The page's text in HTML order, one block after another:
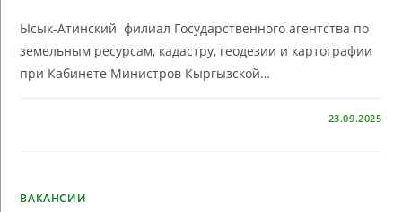
Ысык-Атинский филиал Государственного агентства по
земельным ресурсам, кадастру, геодезии и картографии
при Кабинете Министров Кыргызской…
23.09.2025
ВАКАНСИИ